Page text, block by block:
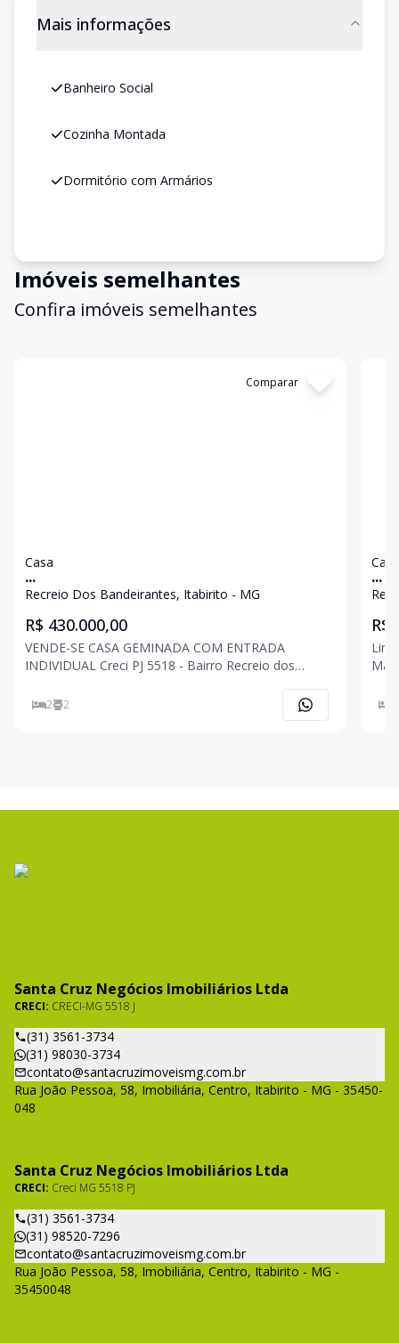
Mais informações
Banheiro Social
Cozinha Montada
Dormitório com Armários
Imóveis semelhantes
Confira imóveis semelhantes
Comparar
Casa
...
Recreio Dos Bandeirantes, Itabirito - MG
R$ 430.000,00
VENDE-SE CASA GEMINADA COM ENTRADA
INDIVIDUAL Creci PJ 5518 - Bairro Recreio dos
suíte; - Sala de estar; - Cozinha conjugada; - Banheiro
social; - Área de serviço; - Vaga de garagem coberta;
2 2
Casa
...
R$
Santa Cruz Negócios Imobiliários Ltda
CRECI: CRECI-MG 5518 J
(31) 3561-3734
(31) 98030-3734
contato@santacruzimoveismg.com.br
Rua João Pessoa, 58, Imobiliária, Centro, Itabirito - MG - 35450-
048
Santa Cruz Negócios Imobiliários Ltda
CRECI: Creci MG 5518 PJ
(31) 3561-3734
(31) 98520-7296
contato@santacruzimoveismg.com.br
Rua João Pessoa, 58, Imobiliária, Centro, Itabirito - MG -
35450048